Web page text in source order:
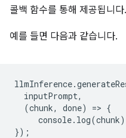
콜백 함수를 통해 제공됩니다.
예를 들면 다음과 같습니다.
llmInference.
inputPrompt,
(chunk, done) => {
console. log(chunk
});